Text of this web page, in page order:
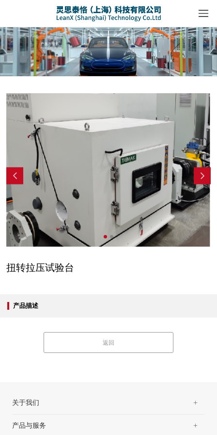
扭转拉压试验台
产品描述
返回
关于我们 +
产品与服务 +